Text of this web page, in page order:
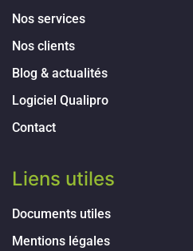
Nos services
Nos clients
Blog & actualités
Logiciel Qualipro
Contact
Liens utiles
Documents utiles
Mentions légales